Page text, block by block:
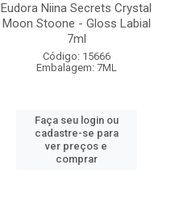
Eudora Niina Secrets Crystal
Moon Stoone - Gloss Labial
7ml
Código: 15666
Embalagem: 7ML
Faça seu login ou
cadastre-se para
ver preços e
comprar